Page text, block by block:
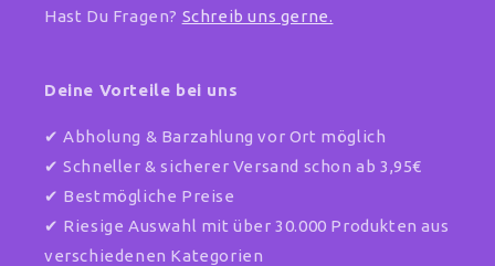
Hast Du Fragen? Schreib uns gerne.
Deine Vorteile bei uns
✔ Abholung & Barzahlung vor Ort möglich
✔ Schneller & sicherer Versand schon ab 3,95€
✔ Bestmögliche Preise
✔ Riesige Auswahl mit über 30.000 Produkten aus
verschiedenen Kategorien